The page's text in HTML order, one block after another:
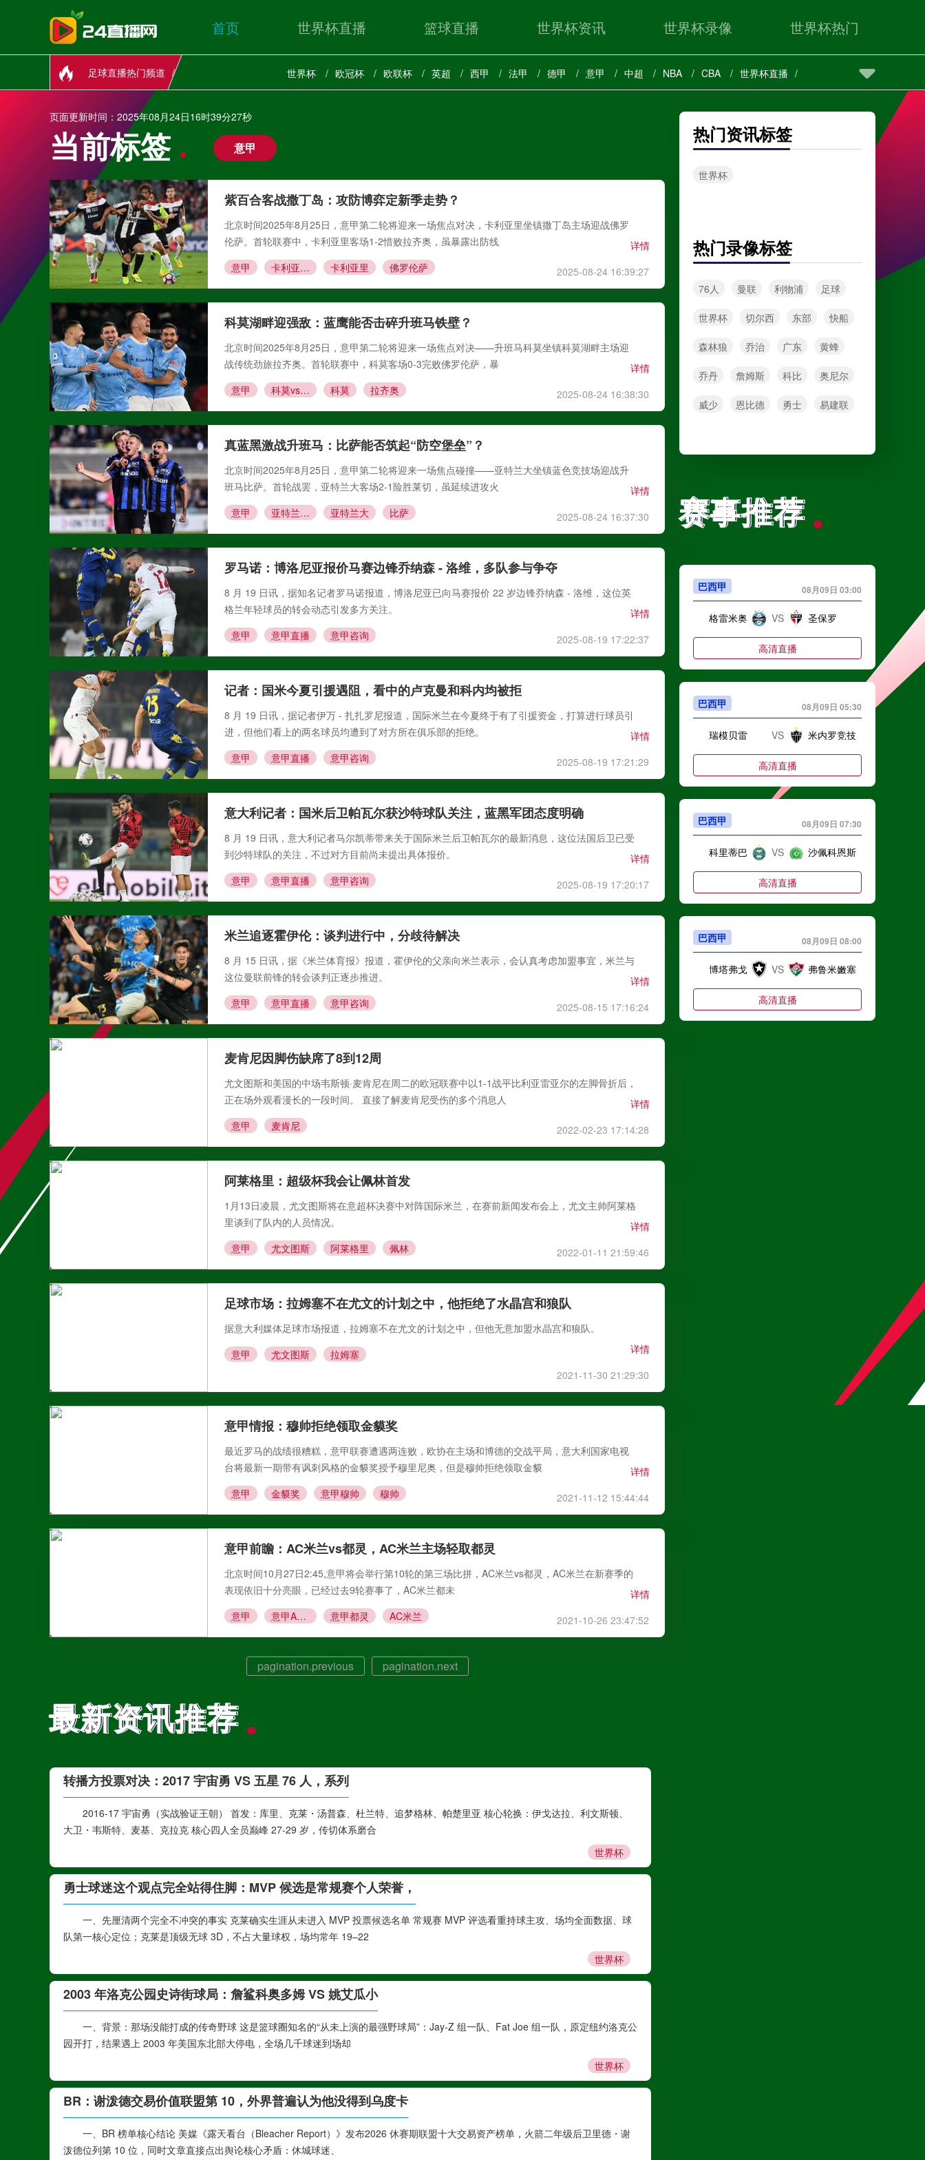
首页 世界杯直播 篮球直播 世界杯资讯 世界杯录像 世界杯热门
足球直播热门频道 世界杯 欧冠杯 欧联杯 英超 西甲 法甲 德甲 意甲 中超 NBA CBA 世界杯直播
页面更新时间：2025年08月24日16时39分27秒
当前标签 意甲
紫百合客战撒丁岛：攻防博弈定新季走势？
北京时间2025年8月25日，意甲第二轮将迎来一场焦点对决，卡利亚里坐镇撒丁岛主场迎战佛罗
伦萨。首轮联赛中，卡利亚里客场1-2惜败拉齐奥，虽暴露出防线
详情
意甲
卡利亚里vs佛罗伦萨 卡利亚里 佛罗伦萨 2025-08-24 16:39:27
科莫湖畔迎强敌：蓝鹰能否击碎升班马铁壁？
北京时间2025年8月25日，意甲第二轮将迎来一场焦点对决——升班马科莫坐镇科莫湖畔主场迎
战传统劲旅拉齐奥。首轮联赛中，科莫客场0-3完败佛罗伦萨，暴
详情
意甲
科莫vs拉齐奥 科莫 拉齐奥 2025-08-24 16:38:30
真蓝黑激战升班马：比萨能否筑起“防空堡垒”？
北京时间2025年8月25日，意甲第二轮将迎来一场焦点碰撞——亚特兰大坐镇蓝色竞技场迎战升
班马比萨。首轮战罢，亚特兰大客场2-1险胜莱切，虽延续进攻火
详情
意甲
亚特兰大vs比萨 亚特兰大 比萨 2025-08-24 16:37:30
罗马诺：博洛尼亚报价马赛边锋乔纳森 - 洛维，多队参与争夺​
8 月 19 日讯，据知名记者罗马诺报道，博洛尼亚已向马赛报价 22 岁边锋乔纳森 - 洛维，这位英
格兰年轻球员的转会动态引发多方关注。​
详情
意甲
意甲直播 意甲咨询 2025-08-19 17:22:37
记者：国米今夏引援遇阻，看中的卢克曼和科内均被拒​
8 月 19 日讯，据记者伊万 - 扎扎罗尼报道，国际米兰在今夏终于有了引援资金，打算进行球员引
进，但他们看上的两名球员均遭到了对方所在俱乐部的拒绝。
详情
意甲
意甲直播 意甲咨询 2025-08-19 17:21:29
意大利记者：国米后卫帕瓦尔获沙特球队关注，蓝黑军团态度明确​
8 月 19 日讯，意大利记者马尔凯蒂带来关于国际米兰后卫帕瓦尔的最新消息，这位法国后卫已受
到沙特球队的关注，不过对方目前尚未提出具体报价。​
详情
意甲
意甲直播 意甲咨询 2025-08-19 17:20:17
米兰追逐霍伊伦：谈判进行中，分歧待解决​
8 月 15 日讯，据《米兰体育报》报道，霍伊伦的父亲向米兰表示，会认真考虑加盟事宜，米兰与
这位曼联前锋的转会谈判正逐步推进。​
详情
意甲
意甲直播 意甲咨询 2025-08-15 17:16:24
麦肯尼因脚伤缺席了8到12周
尤文图斯和美国的中场韦斯顿·麦肯尼在周二的欧冠联赛中以1-1战平比利亚雷亚尔的左脚骨折后，
正在场外观看漫长的一段时间。 直接了解麦肯尼受伤的多个消息人
详情
意甲
麦肯尼 2022-02-23 17:14:28
阿莱格里：超级杯我会让佩林首发
1月13日凌晨，尤文图斯将在意超杯决赛中对阵国际米兰，在赛前新闻发布会上，尤文主帅阿莱格
里谈到了队内的人员情况。
详情
意甲
尤文图斯 阿莱格里 佩林 2022-01-11 21:59:46
足球市场：拉姆塞不在尤文的计划之中，他拒绝了水晶宫和狼队
据意大利媒体足球市场报道，拉姆塞不在尤文的计划之中，但他无意加盟水晶宫和狼队。
详情
意甲 尤文图斯
拉姆塞
2021-11-30 21:29:30
意甲情报：穆帅拒绝领取金貘奖
最近罗马的战绩很糟糕，意甲联赛遭遇两连败，欧协在主场和博德的交战平局，意大利国家电视
台将最新一期带有讽刺风格的金貘奖授予穆里尼奥，但是穆帅拒绝领取金貘
详情
意甲
金貘奖 意甲穆帅 穆帅 2021-11-12 15:44:44
意甲前瞻：AC米兰vs都灵，AC米兰主场轻取都灵
北京时间10月27日2:45,意甲将会举行第10轮的第三场比拼，AC米兰vs都灵，AC米兰在新赛季的
表现依旧十分亮眼，已经过去9轮赛事了，AC米兰都未
详情
意甲
意甲AC米兰 意甲都灵 AC米兰 2021-10-26 23:47:52
pagination.previous pagination.next
最新资讯推荐
最新资讯推荐
转播方投票对决：2017 宇宙勇 VS 五星 76 人，系列
2016-17 宇宙勇（实战验证王朝） 首发：库里、克莱・汤普森、杜兰特、追梦格林、帕楚里亚 核心轮换：伊戈达拉、利文斯顿、
大卫・韦斯特、麦基、克拉克 核心四人全员巅峰 27-29 岁，传切体系磨合
世界杯
勇士球迷这个观点完全站得住脚：MVP 候选是常规赛个人荣誉，
一、先厘清两个完全不冲突的事实 克莱确实生涯从未进入 MVP 投票候选名单 常规赛 MVP 评选看重持球主攻、场均全面数据、球
队第一核心定位；克莱是顶级无球 3D，不占大量球权，场均常年 19–22
世界杯
2003 年洛克公园史诗街球局：詹鲨科奥多姆 VS 姚艾瓜小
一、背景：那场没能打成的传奇野球 这是篮球圈知名的“从未上演的最强野球局”：Jay-Z 组一队、Fat Joe 组一队，原定纽约洛克公
园开打，结果遇上 2003 年美国东北部大停电，全场几千球迷到场却
世界杯
BR：谢泼德交易价值联盟第 10，外界普遍认为他没得到乌度卡
一、BR 榜单核心结论 美媒《露天看台（Bleacher Report）》发布2026 休赛期联盟十大交易资产榜单，火箭二年级后卫里德・谢
泼德位列第 10 位，同时文章直接点出舆论核心矛盾：休城球迷、
热门资讯标签
世界杯
热门录像标签
76人 曼联 利物浦 足球
世界杯 切尔西 东部 快船
森林狼 乔治 广东 黄蜂
乔丹 詹姆斯 科比 奥尼尔
威少 恩比德 勇士 易建联
赛事推荐
赛事推荐
巴西甲 08月09日 03:00
格雷米奥 VS 圣保罗
高清直播
巴西甲 08月09日 05:30
瑞模贝雷 VS 米内罗竞技
高清直播
巴西甲 08月09日 07:30
科里蒂巴 VS 沙佩科恩斯
高清直播
巴西甲 08月09日 08:00
博塔弗戈 VS 弗鲁米嫩塞
高清直播
08月09日 19:30